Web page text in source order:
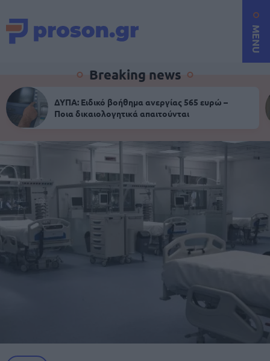
MENU
Breaking news
ΔΥΠΑ: Ειδικό βοήθημα ανεργίας 565 ευρώ –
Ποια δικαιολογητικά απαιτούνται